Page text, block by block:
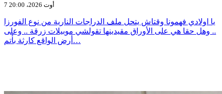
7 أوت 2026، 20:00
يا اولادي فهمونا وقتاش يتحل ملف الدراجات النارية من نوع الفورزا
.. وهل حقا هي على الأوراق مقيدينها تقولشي موبيلات زرقة .. وعلى
أرض الواقع كارثة بأتم…